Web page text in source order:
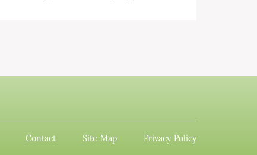
Contact Site Map Privacy Policy